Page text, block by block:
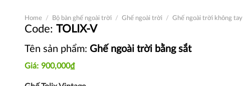
Home / Bộ bàn ghế ngoài trời / Ghế ngoài trời / Ghế ngoài trời không tay
TOLIX-V
Tên sản phẩm: Ghế ngoài trời bằng sắt
900,000₫